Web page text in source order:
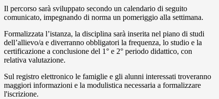
Il percorso sarà sviluppato secondo un calendario di seguito
comunicato, impegnando di norma un pomeriggio alla settimana.
Formalizzata l’istanza, la disciplina sarà inserita nel piano di studi
dell’allievo/a e diverranno obbligatori la frequenza, lo studio e la
certificazione a conclusione del 1° e 2° periodo didattico, con
relativa valutazione.
Sul registro elettronico le famiglie e gli alunni interessati troveranno
maggiori informazioni e la modulistica necessaria a formalizzare
l'iscrizione.